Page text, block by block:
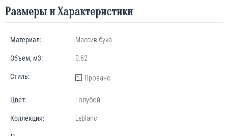
Размеры и Характеристики
Материал: Массив бука
Объем, м3: 0.62
Стиль: Прованс
Цвет: Голубой
Коллекция: Leblanc